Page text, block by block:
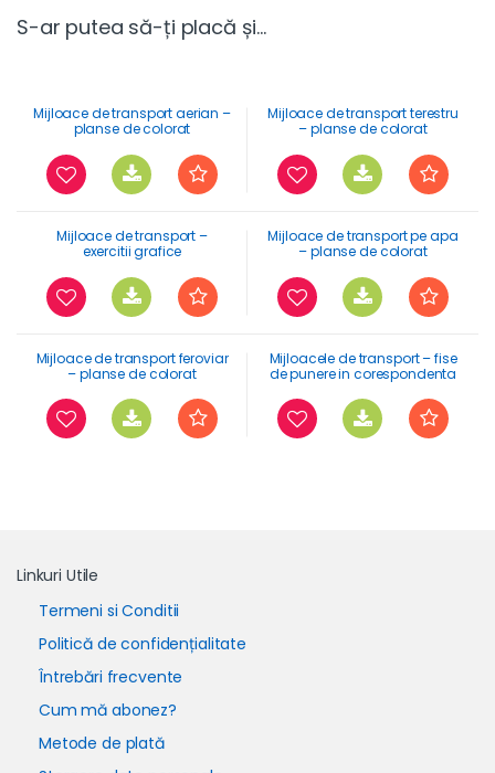
S-ar putea să-ți placă și…
Mijloace de transport aerian –
planse de colorat
Mijloace de transport terestru
– planse de colorat
Mijloace de transport –
exercitii grafice
Mijloace de transport pe apa
– planse de colorat
Mijloace de transport feroviar
– planse de colorat
Mijloacele de transport – fise
de punere in corespondenta
Linkuri Utile
Termeni si Conditii
Politică de confidențialitate
Întrebări frecvente
Cum mă abonez?
Metode de plată